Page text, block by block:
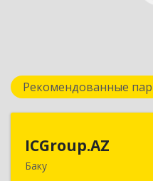
Рекомендованные
ICGroup.AZ
Баку